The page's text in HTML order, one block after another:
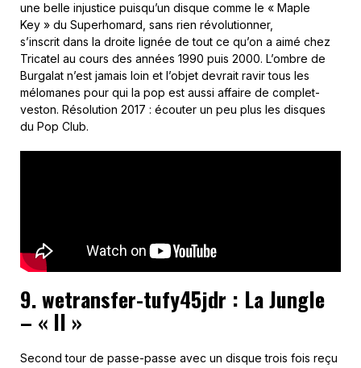
une belle injustice puisqu’un disque comme le « Maple
Key » du Superhomard, sans rien révolutionner,
s’inscrit dans la droite lignée de tout ce qu’on a aimé chez
Tricatel au cours des années 1990 puis 2000. L’ombre de
Burgalat n’est jamais loin et l’objet devrait ravir tous les
mélomanes pour qui la pop est aussi affaire de complet-
veston. Résolution 2017 : écouter un peu plus les disques
du Pop Club.
9. wetransfer-tufy45jdr : La Jungle
– « II »
Second tour de passe-passe avec un disque trois fois reçu